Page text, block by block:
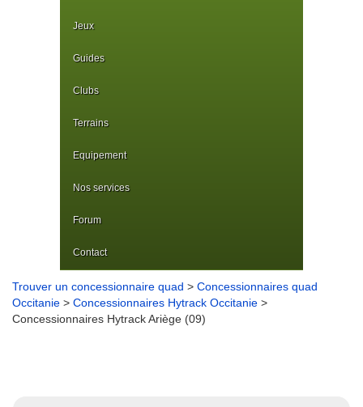
Jeux
Guides
Clubs
Terrains
Equipement
Nos services
Forum
Contact
Trouver un concessionnaire quad > Concessionnaires quad
Occitanie > Concessionnaires Hytrack Occitanie >
Concessionnaires Hytrack Ariège (09)